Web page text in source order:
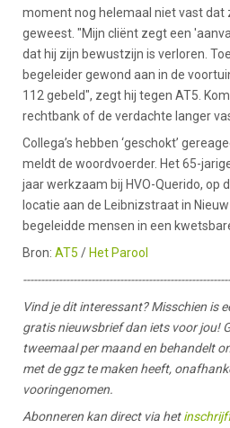
moment nog helemaal niet vast dat
geweest. "Mijn cliënt zegt een
dat hij zijn bewustzijn is verloren.
begeleider gewond aan in de
112 gebeld", zegt hij tegen AT5.
rechtbank of de verdachte langer
Collega’s hebben ‘geschokt’
meldt de woordvoerder. Het 65-
jaar werkzaam bij HVO-Querido, op
locatie aan de Leibnizstraat in
begeleidde mensen in een
Bron: AT5 / Het Parool
Vind je dit interessant? Misschien is
gratis nieuwsbrief dan iets voor jou!
tweemaal per maand en behandelt
met de ggz te maken heeft,
vooringenomen.
Abonneren kan direct via het